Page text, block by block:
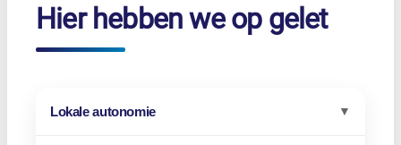
Hier hebben we op gelet
Lokale autonomie ▼